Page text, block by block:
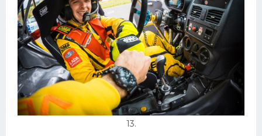
13.